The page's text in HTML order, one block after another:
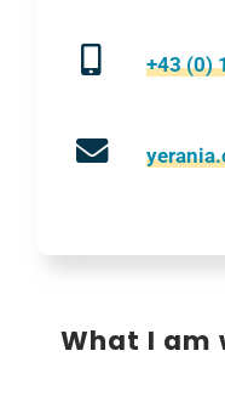
+43 (0)
What I am